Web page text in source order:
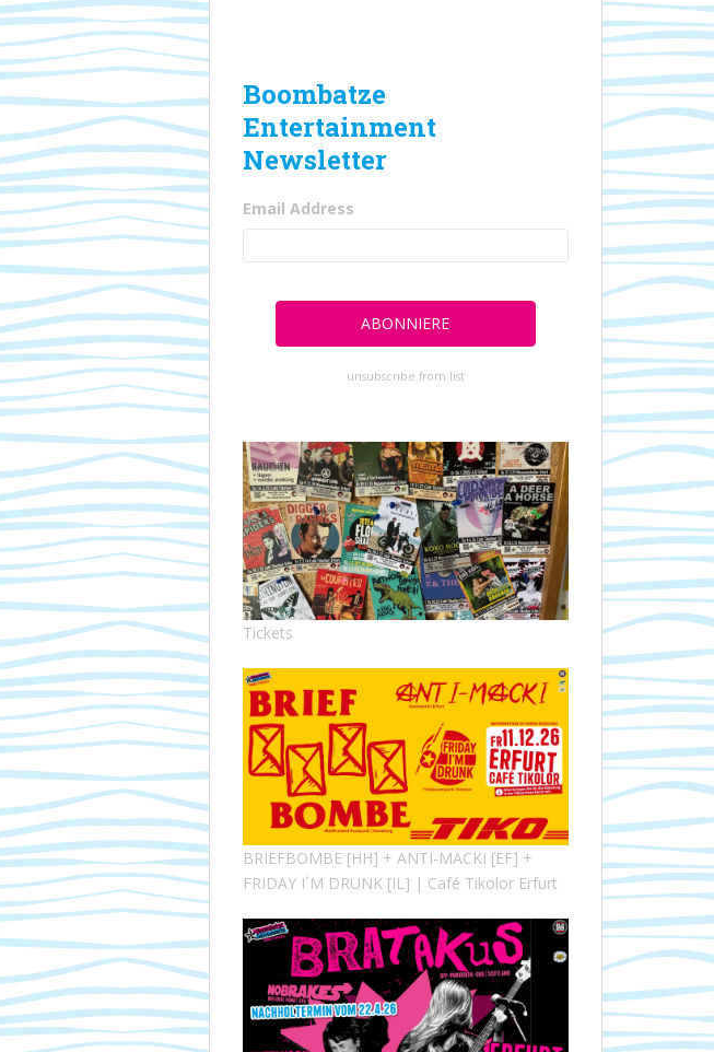
Boombatze
Entertainment
Newsletter
Email Address
unsubscribe from list
Tickets
BRIEFBOMBE [HH] + ANTI-MACKI [EF] +
FRIDAY I´M DRUNK [IL] | Café Tikolor Erfurt